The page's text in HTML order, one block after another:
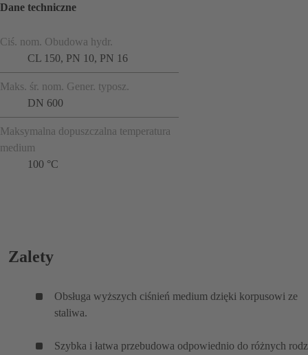
Dane techniczne
Ciś. nom. Obudowa hydr.
CL 150, PN 10, PN 16
Maks. śr. nom. Gener. typosz.
DN 600
Maksymalna dopuszczalna temperatura
medium
100 °C
Zalety
Obsługa wyższych ciśnień medium dzięki korpusowi ze
staliwa.
Szybka i łatwa przebudowa odpowiednio do różnych